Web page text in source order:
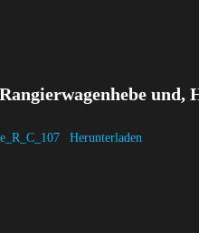
und,
Herunterladen